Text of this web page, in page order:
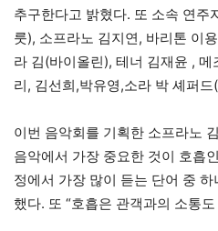
추구한다고 밝혔다. 또 소속 연주
룻), 소프라노 김지연, 바리톤 이
라 김(바이올린), 테너 김재윤 ,
리, 김선희,박유영,소라 박 셰퍼
이번 음악회를 기획한 소프라노
음악에서 가장 중요한 것이 호흡
정에서 가장 많이 듣는 단어 중 하
했다. 또 “호흡은 관객과의 소통